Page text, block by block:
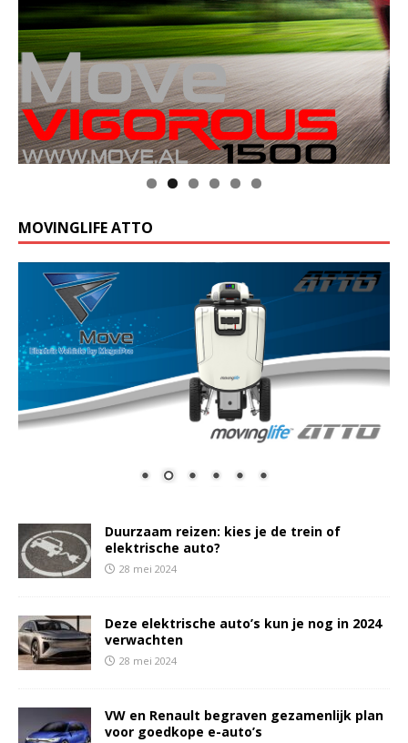
MOVINGLIFE ATTO
Duurzaam reizen: kies je de trein of
elektrische auto?
28 mei 2024
Deze elektrische auto’s kun je nog in 2024
verwachten
28 mei 2024
VW en Renault begraven gezamenlijk plan
voor goedkope e-auto’s